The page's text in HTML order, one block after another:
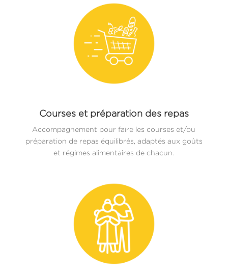
Courses et préparation des repas
Accompagnement pour faire les courses et/ou
préparation de repas équilibrés, adaptés aux goûts
et régimes alimentaires de chacun.